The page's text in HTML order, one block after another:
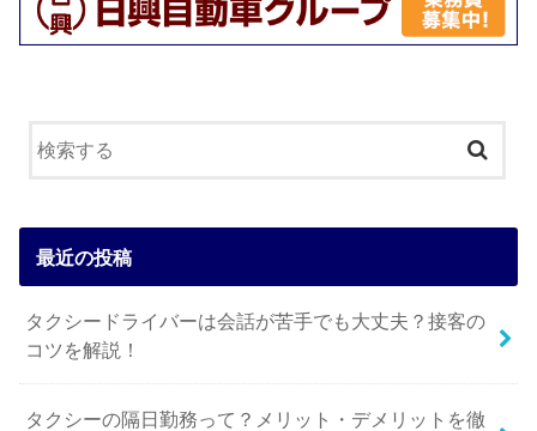
最近の投稿
タクシードライバーは会話が苦手でも大丈夫？接客の
コツを解説！
タクシーの隔日勤務って？メリット・デメリットを徹